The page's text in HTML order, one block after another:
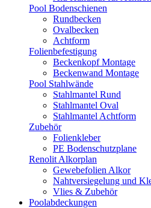
Pool Bodenschienen
Rundbecken
Ovalbecken
Achtform
Folienbefestigung
Beckenkopf Montage
Beckenwand Montage
Pool Stahlwände
Stahlmantel Rund
Stahlmantel Oval
Stahlmantel Achtform
Zubehör
Folienkleber
PE Bodenschutzplane
Renolit Alkorplan
Gewebefolien Alkor
Nahtversiegelung und
Vlies & Zubehör
Poolabdeckungen